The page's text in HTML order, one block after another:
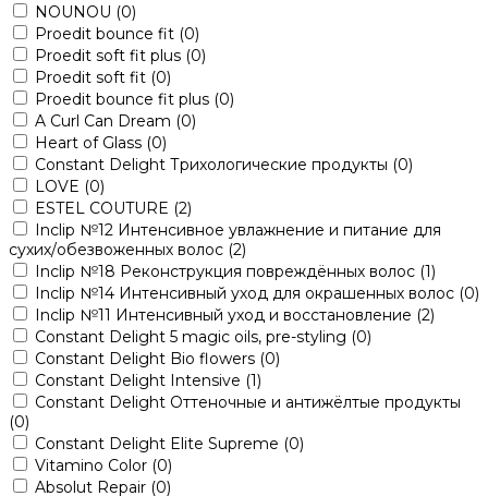
NOUNOU (0)
Proedit bounce fit (0)
Proedit soft fit plus (0)
Proedit soft fit (0)
Proedit bounce fit plus (0)
A Curl Can Dream (0)
Heart of Glass (0)
Constant Delight Трихологические продукты (0)
LOVE (0)
ESTEL COUTURE (2)
Inclip №12 Интенсивное увлажнение и питание для
сухих/обезвоженных волос (2)
Inclip №18 Реконструкция повреждённых волос (1)
Inclip №14 Интенсивный уход для окрашенных волос (0)
Inclip №11 Интенсивный уход и восстановление (2)
Constant Delight 5 magic oils, pre-styling (0)
Constant Delight Bio flowers (0)
Constant Delight Intensive (1)
Constant Delight Оттеночные и антижёлтые продукты
(0)
Constant Delight Elite Supreme (0)
Vitamino Color (0)
Absolut Repair (0)